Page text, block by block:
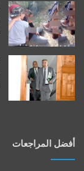
أفضل المراجعات